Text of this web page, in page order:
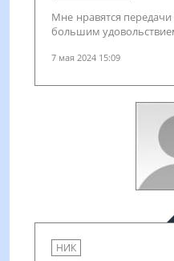
Мне нравятся
большим
7 мая 2024 15:09
НИК